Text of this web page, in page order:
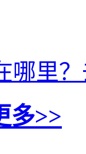
哪里
多>>